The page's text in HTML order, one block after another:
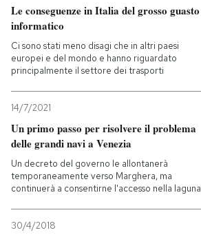
Le conseguenze in Italia del grosso guasto
informatico
Ci sono stati meno disagi che in altri paesi
europei e del mondo e hanno riguardato
principalmente il settore dei trasporti
14/7/2021
Un primo passo per risolvere il problema
delle grandi navi a Venezia
Un decreto del governo le allontanerà
temporaneamente verso Marghera, ma
continuerà a consentirne l'accesso nella laguna
30/4/2018